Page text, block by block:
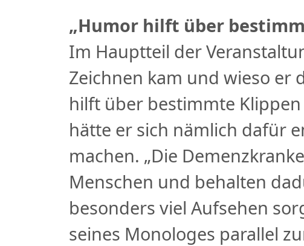
„Humor hilft über
Im Hauptteil der
Zeichnen kam und wieso er
hilft über bestimmte
hätte er sich nämlich dafür
machen. „Die
Menschen und behalten
besonders viel Aufsehen
seines Monologes parallel